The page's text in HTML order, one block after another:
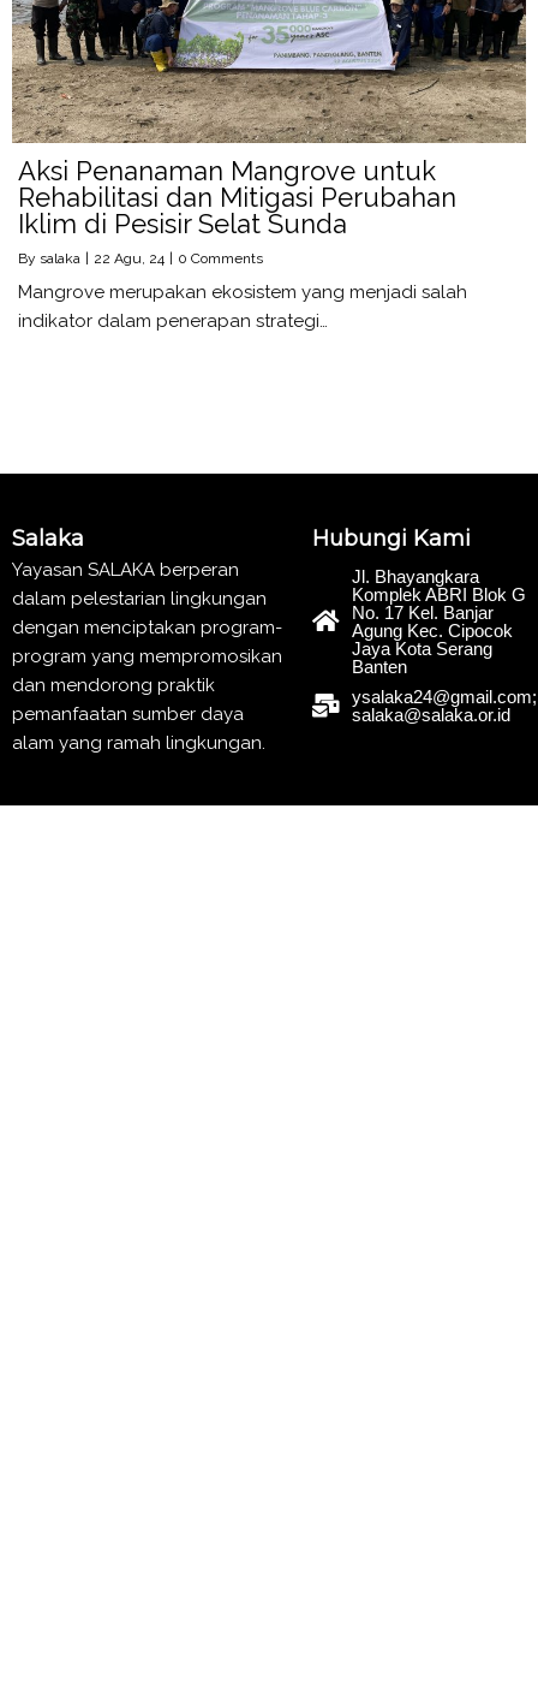
Aksi Penanaman Mangrove untuk
Rehabilitasi dan Mitigasi Perubahan
Iklim di Pesisir Selat Sunda
By salaka 22 Agu, 24 0 Comments
Mangrove merupakan ekosistem yang menjadi salah
indikator dalam penerapan strategi…
Salaka
Yayasan SALAKA berperan
dalam pelestarian lingkungan
dengan menciptakan program-
program yang mempromosikan
dan mendorong praktik
pemanfaatan sumber daya
alam yang ramah lingkungan.
Hubungi Kami
Jl. Bhayangkara
Komplek ABRI Blok G
No. 17 Kel. Banjar
Agung Kec. Cipocok
Jaya Kota Serang
Banten
ysalaka24@gmail.com;
salaka@salaka.or.id